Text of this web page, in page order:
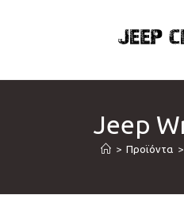
Jeep
> Προϊόντα >